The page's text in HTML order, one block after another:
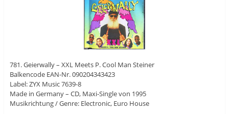
781. Geierwally – XXL Meets P. Cool Man Steiner
Balkencode EAN-Nr. 090204343423
Label: ZYX Music 7639-8
Made in Germany – CD, Maxi-Single von 1995
Musikrichtung / Genre: Electronic, Euro House